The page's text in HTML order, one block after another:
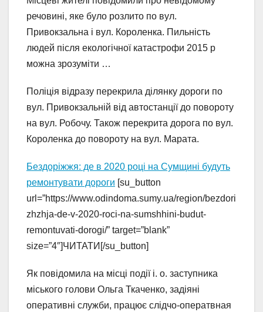
речовині, яке було розлито по вул.
Привокзальна і вул. Короленка. Пильність
людей після екологічної катастрофи 2015 р
можна зрозуміти …
Поліція відразу перекрила ділянку дороги по
вул. Привокзальній від автостанції до повороту
на вул. Робочу. Також перекрита дорога по вул.
Короленка до повороту на вул. Марата.
Бездоріжжя: де в 2020 році на Сумщині будуть
ремонтувати дороги [su_button
url=”https://www.odindoma.sumy.ua/region/bezdori
zhzhja-de-v-2020-roci-na-sumshhini-budut-
remontuvati-dorogi/” target=”blank”
size=”4″]ЧИТАТИ[/su_button]
Як повідомила на місці події і. о. заступника
міського голови Ольга Ткаченко, задіяні
оперативні служби, працює слідчо-оператвная